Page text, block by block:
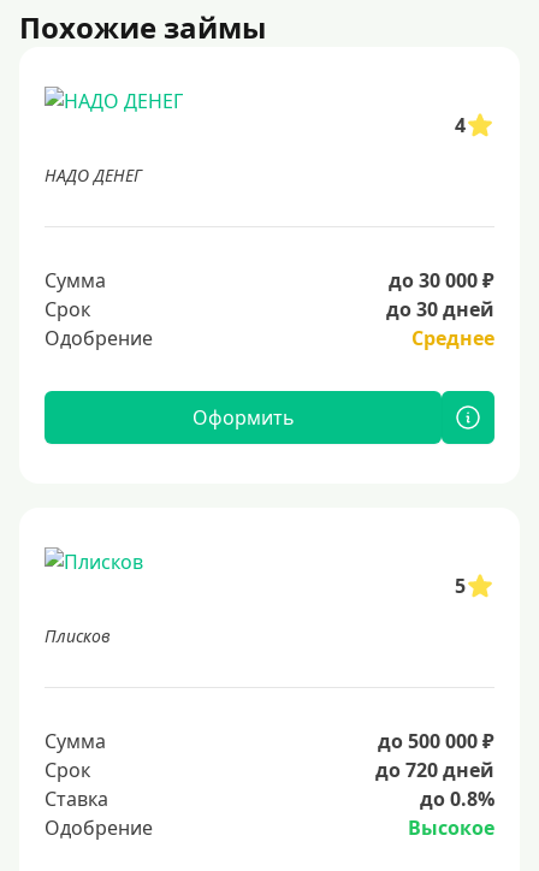
Похожие займы
4
НАДО ДЕНЕГ
Сумма
до 30 000 ₽
Срок
до 30 дней
Одобрение
Среднее
Оформить
5
Плисков
Сумма
до 500 000 ₽
Срок
до 720 дней
Ставка
до 0.8%
Одобрение
Высокое